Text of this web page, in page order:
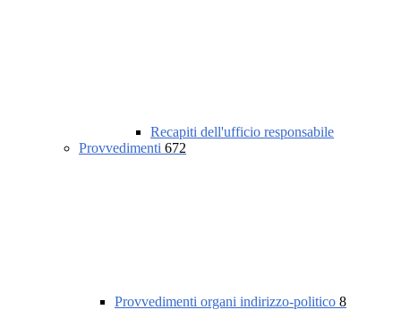
Recapiti dell'ufficio responsabile
Provvedimenti 672
Provvedimenti organi indirizzo-politico 8